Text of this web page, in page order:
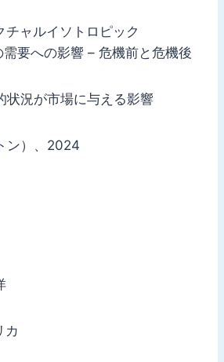
ャルイソトロピック
需要への影響 – 危機前と危機後
状況が市場に与える影響
ン）、2024
カ